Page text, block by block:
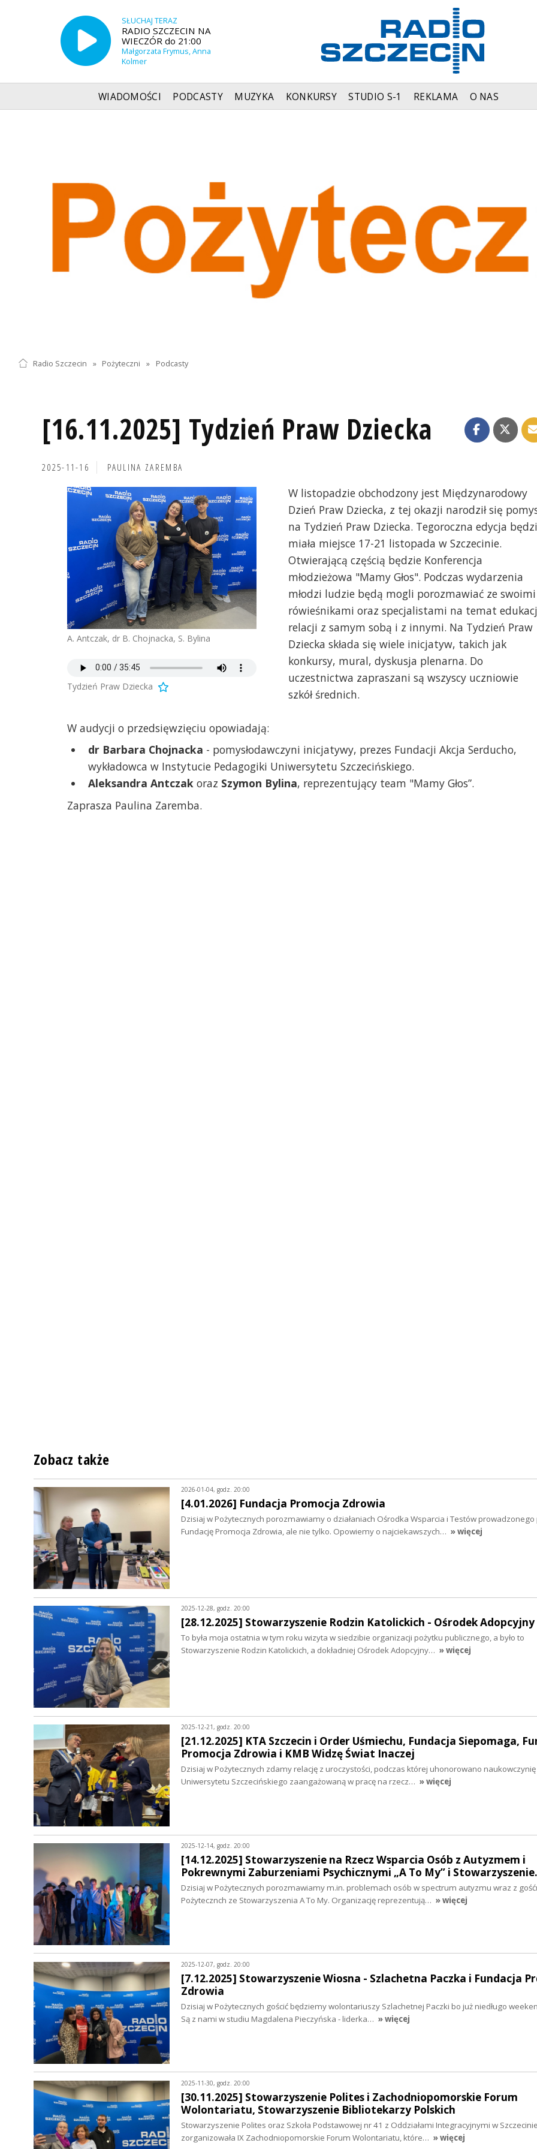
SŁUCHAJ TERAZ
RADIO SZCZECIN NA
WIECZÓR do 21:00
Małgorzata Frymus, Anna
Kolmer
WIADOMOŚCI PODCASTY MUZYKA KONKURSY STUDIO S-1 REKLAMA O NAS
Radio Szczecin » Pożyteczni » Podcasty
[16.11.2025] Tydzień Praw Dziecka
2025-11-16 PAULINA ZAREMBA
A. Antczak, dr B. Chojnacka, S. Bylina
Tydzień Praw Dziecka
W listopadzie obchodzony jest Międzynarodowy
Dzień Praw Dziecka, z tej okazji narodził się
na Tydzień Praw Dziecka. Tegoroczna edycja
miała miejsce 17-21 listopada w Szczecinie.
Otwierającą częścią będzie Konferencja
młodzieżowa "Mamy Głos". Podczas wydarzenia
młodzi ludzie będą mogli porozmawiać ze swoimi
rówieśnikami oraz specjalistami na temat
relacji z samym sobą i z innymi. Na Tydzień Praw
Dziecka składa się wiele inicjatyw, takich jak
konkursy, mural, dyskusja plenarna. Do
uczestnictwa zapraszani są wszyscy uczniowie
szkół średnich.
W audycji o przedsięwzięciu opowiadają:
dr Barbara Chojnacka - pomysłodawczyni inicjatywy, prezes Fundacji Akcja Serducho,
wykładowca w Instytucie Pedagogiki Uniwersytetu Szczecińskiego.
Aleksandra Antczak oraz Szymon Bylina, reprezentujący team "Mamy Głos”.
Zaprasza Paulina Zaremba.
Zobacz także
2026-01-04, godz. 20:00
[4.01.2026] Fundacja Promocja Zdrowia
Dzisiaj w Pożytecznych porozmawiamy o działaniach Ośrodka Wsparcia i Testów prowadzonego
Fundację Promocja Zdrowia, ale nie tylko. Opowiemy o najciekawszych… » więcej
2025-12-28, godz. 20:00
[28.12.2025] Stowarzyszenie Rodzin Katolickich - Ośrodek Adopcyjny
To była moja ostatnia w tym roku wizyta w siedzibie organizacji pożytku publicznego, a było to
Stowarzyszenie Rodzin Katolickich, a dokładniej Ośrodek Adopcyjny… » więcej
2025-12-21, godz. 20:00
[21.12.2025] KTA Szczecin i Order Uśmiechu, Fundacja Siepomaga,
Promocja Zdrowia i KMB Widzę Świat Inaczej
Dzisiaj w Pożytecznych zdamy relację z uroczystości, podczas której uhonorowano naukowczynię
Uniwersytetu Szczecińskiego zaangażowaną w pracę na rzecz… » więcej
2025-12-14, godz. 20:00
[14.12.2025] Stowarzyszenie na Rzecz Wsparcia Osób z Autyzmem i
Pokrewnymi Zaburzeniami Psychicznymi „A To My” i
Dzisiaj w Pożytecznych porozmawiamy m.in. problemach osób w spectrum autyzmu wraz z
Pożytecznch ze Stowarzyszenia A To My. Organizację reprezentują… » więcej
2025-12-07, godz. 20:00
[7.12.2025] Stowarzyszenie Wiosna - Szlachetna Paczka i Fundacja
Zdrowia
Dzisiaj w Pożytecznych gościć będziemy wolontariuszy Szlachetnej Paczki bo już niedługo
Są z nami w studiu Magdalena Pieczyńska - liderka… » więcej
2025-11-30, godz. 20:00
[30.11.2025] Stowarzyszenie Polites i Zachodniopomorskie Forum
Wolontariatu, Stowarzyszenie Bibliotekarzy Polskich
Stowarzyszenie Polites oraz Szkoła Podstawowej nr 41 z Oddziałami Integracyjnymi w Szczecinie
zorganizowała IX Zachodniopomorskie Forum Wolontariatu, które… » więcej